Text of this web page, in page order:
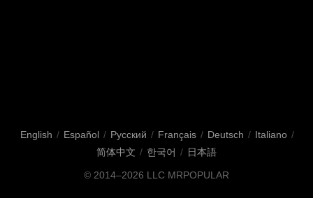
English / Español / Русский / Français / Deutsch / Italiano /
简体中文 / 한국어 / 日本語
© 2014–2026 LLC MRPOPULAR